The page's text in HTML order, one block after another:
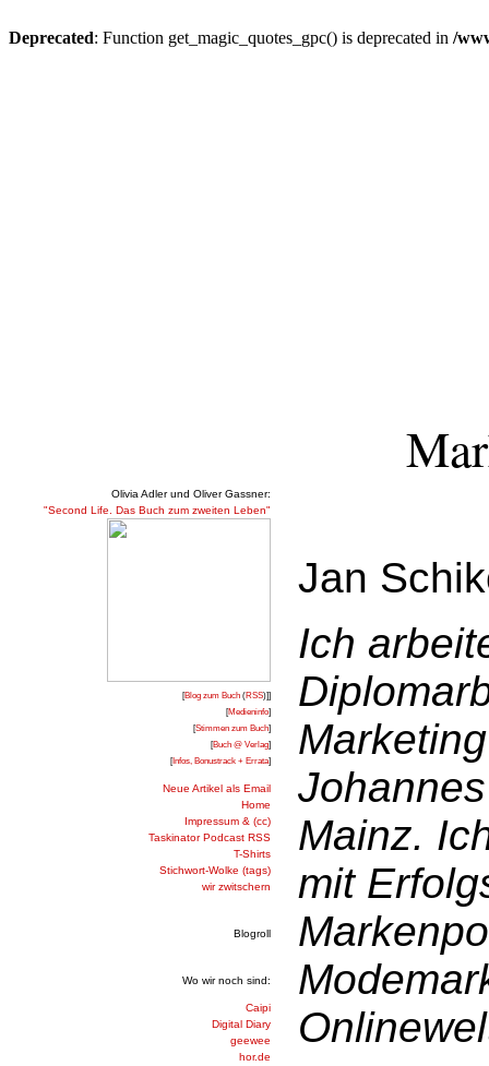
Deprecated: Function get_magic_quotes_gpc() is deprecated in /
Olivia Adler und Oliver Gassner:
"Second Life. Das Buch zum zweiten Leben"
[Blog zum Buch (RSS)]]
[Medieninfo]
[Stimmen zum Buch]
[Buch @ Verlag]
[Infos, Bonustrack + Errata]
Neue Artikel als Email
Home
Impressum & (cc)
Taskinator Podcast RSS
T-Shirts
Stichwort-Wolke (tags)
wir zwitschern
Blogroll
Wo wir noch sind:
Caipi
Digital Diary
geewee
hor.de
Jan
Ich
Mainz.
mit